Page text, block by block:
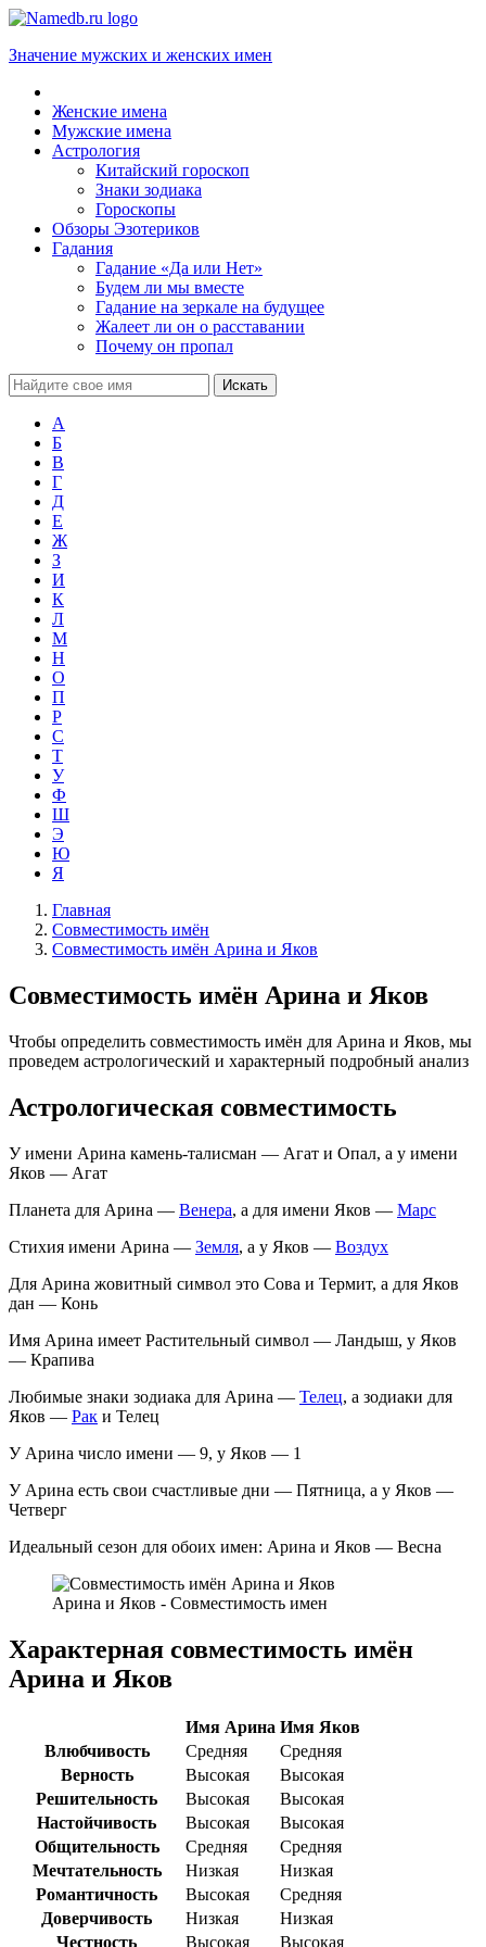
Значение мужских и женских имен
Женские имена
Мужские имена
Астрология
Китайский гороскоп
Знаки зодиака
Гороскопы
Обзоры Эзотериков
Гадания
Гадание «Да или Нет»
Будем ли мы вместе
Гадание на зеркале на будущее
Жалеет ли он о расставании
Почему он пропал
А
Б
В
Г
Д
Е
Ж
З
И
К
Л
М
Н
О
П
Р
С
Т
У
Ф
Ш
Э
Ю
Я
Главная
Совместимость имён
Совместимость имён Арина и Яков
Совместимость имён Арина и Яков
Чтобы определить совместимость имён для Арина и Яков, мы
проведем астрологический и характерный подробный анализ
Астрологическая совместимость
У имени Арина камень-талисман — Агат и Опал, а у имени
Яков — Агат
Планета для Арина — Венера, а для имени Яков — Марс
Стихия имени Арина — Земля, а у Яков — Воздух
Для Арина жовитный символ это Сова и Термит, а для Яков
дан — Конь
Имя Арина имеет Растительный символ — Ландыш, у Яков
— Крапива
Любимые знаки зодиака для Арина — Телец, а зодиаки для
Яков — Рак и Телец
У Арина число имени — 9, у Яков — 1
У Арина есть свои счастливые дни — Пятница, а у Яков —
Четверг
Идеальный сезон для обоих имен: Арина и Яков — Весна
Арина и Яков - Совместимость имен
Характерная совместимость имён
Арина и Яков
Имя Арина Имя Яков
Влюбчивость
Средняя
Средняя
Верность
Высокая
Высокая
Решительность
Высокая
Высокая
Настойчивость
Высокая
Высокая
Общительность
Средняя
Средняя
Мечтательность
Низкая
Низкая
Романтичность
Высокая
Средняя
Доверчивость
Низкая
Низкая
Честность
Высокая Высокая